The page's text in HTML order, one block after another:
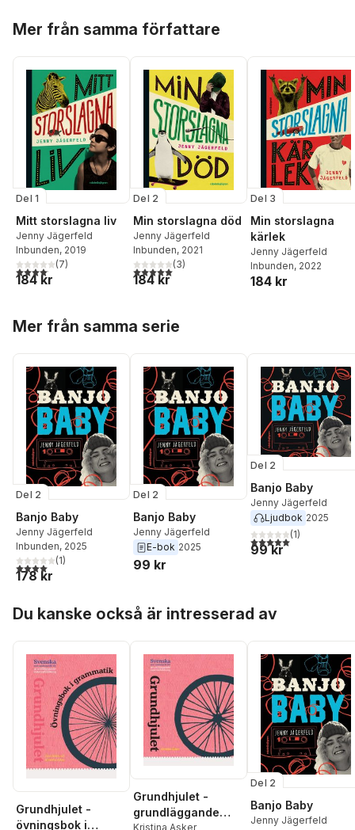
Mer från samma författare
Del 1
Mitt storslagna liv
Jenny Jägerfeld
Inbunden, 2019
4,1utav 5 stjärnor. Totalt antal röster:
(7)
184 kr
Del 2
Min storslagna död
Jenny Jägerfeld
Inbunden, 2021
5,0utav 5 stjärnor. Totalt antal röster:
(3)
184 kr
Del 3
Min storslagna
kärlek
Jenny Jägerfeld
Inbunden, 2022
184 kr
Mer från samma serie
Del 2
Banjo Baby
Jenny Jägerfeld
Inbunden, 2025
4,0utav 5 stjärnor. Totalt antal röster:
(1)
178 kr
Del 2
Banjo Baby
Jenny Jägerfeld
E-bok 2025
99 kr
Del 2
Banjo Baby
Jenny Jägerfeld
Ljudbok 2025
5,0utav 5 stjärnor.
(1)
99 kr
Du kanske också är intresserad av
Grundhjulet -
övningsbok i
Grundhjulet -
grundläggande
Kristina Asker
Del 2
Banjo Baby
Jenny Jägerfeld